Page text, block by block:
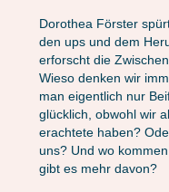
Dorothea Förster
den ups und dem
erforscht die
Wieso denken wir
man eigentlich nur
glücklich, obwohl wir
erachtete haben?
uns? Und wo
gibt es mehr davon?